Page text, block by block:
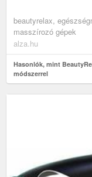
beautyrelax,
masszírozó gépek
alza.hu
Hasonlók, mint
módszerrel